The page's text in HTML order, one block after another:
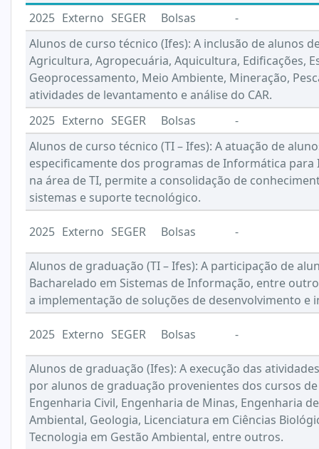
2025 Externo SEGER Bolsas
-
Alunos de curso técnico (Ifes): A inclusão de alunos
Agricultura, Agropecuária, Aquicultura, Edificações,
Geoprocessamento, Meio Ambiente, Mineração,
atividades de levantamento e análise do CAR.
2025 Externo SEGER Bolsas
-
Alunos de curso técnico (TI – Ifes): A atuação de
especificamente dos programas de Informática
na área de TI, permite a consolidação de
sistemas e suporte tecnológico.
2025 Externo SEGER Bolsas -
Alunos de graduação (TI – Ifes): A participação de
Bacharelado em Sistemas de Informação, entre
a implementação de soluções de desenvolvimento e
2025 Externo SEGER Bolsas -
Alunos de graduação (Ifes): A execução das
por alunos de graduação provenientes dos cursos
Engenharia Civil, Engenharia de Minas, Engenharia
Ambiental, Geologia, Licenciatura em Ciências
Tecnologia em Gestão Ambiental, entre outros.